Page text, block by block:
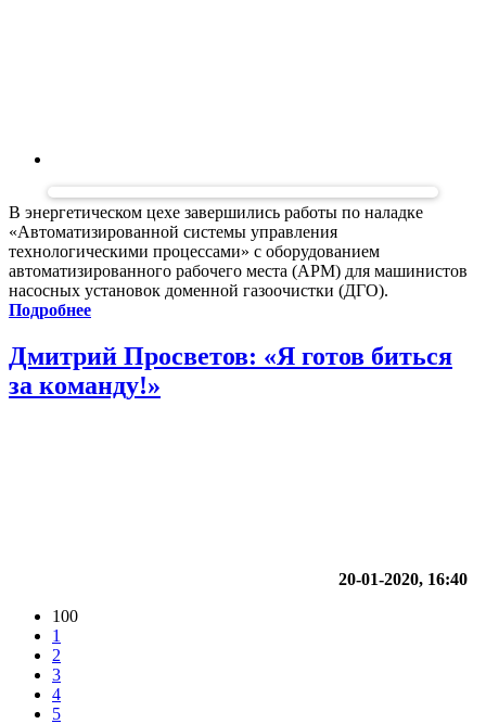
В энергетическом цехе завершились работы по наладке
«Автоматизированной системы управления
технологическими процессами» с оборудованием
автоматизированного рабочего места (АРМ) для машинистов
насосных установок доменной газоочистки (ДГО).
Подробнее
Дмитрий Просветов: «Я готов биться
за команду!»
20-01-2020, 16:40
100
1
2
3
4
5